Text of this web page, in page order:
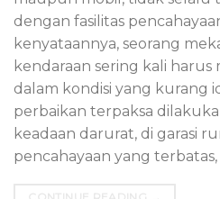
dengan fasilitas
kenyataannya, seorang
kendaraan sering kali
dalam kondisi yang kurang
perbaikan terpaksa
keadaan darurat, di garasi
pencahayaan yang terbatas,